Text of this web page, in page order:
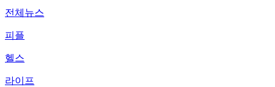
전체뉴스
피플
헬스
라이프